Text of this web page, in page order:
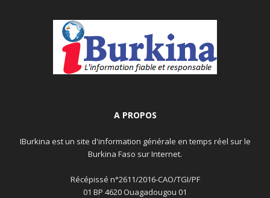
A PROPOS
IBurkina est un site d'information générale en temps réel sur le
Burkina Faso sur Internet.
Récépissé n°2611/2016-CAO/TGI/PF
01 BP 4620 Ouagadougou 01